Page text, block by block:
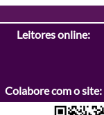
Leitores online:
Colabore com o site: